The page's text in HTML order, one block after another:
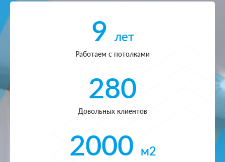
9 лет
Работаем с потолками
280
Довольных клиентов
2000 м2